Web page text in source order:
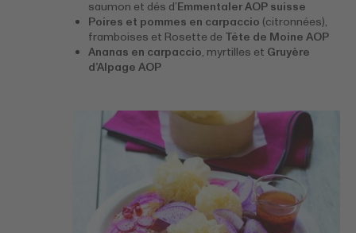
saumon et dés d’Emmentaler AOP suisse
Poires et pommes en carpaccio (citronnées),
framboises et Rosette de Tête de Moine AOP
Ananas en carpaccio, myrtilles et Gruyère
d’Alpage AOP